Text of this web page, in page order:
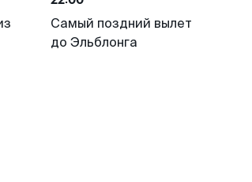
Самый поздний вылет
до Эльблонга